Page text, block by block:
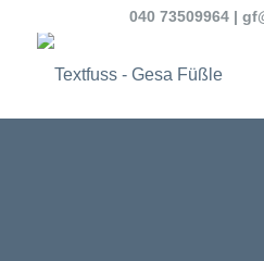
040 73509964 |